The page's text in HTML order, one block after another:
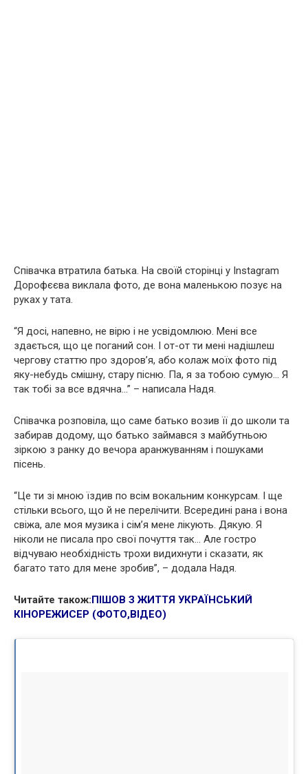
Співачка втратила батька. На своїй сторінці у Instagram
Дорофєєва виклала фото, де вона маленькою позує на
руках у тата.
“Я досі, напевно, не вірю і не усвідомлюю. Мені все
здається, що це поганий сон. І от-от ти мені надішлеш
чергову статтю про здоров’я, або колаж моїх фото під
яку-небудь смішну, стару пісню. Па, я за тобою сумую… Я
так тобі за все вдячна…” – написала Надя.
Співачка розповіла, що саме батько возив її до школи та
забирав додому, що батько займався з майбутньою
зіркою з ранку до вечора аранжуванням і пошуками
пісень.
“Це ти зі мною їздив по всім вокальним конкурсам. І ще
стільки всього, що й не перелічити. Всередині рана і вона
свіжа, але моя музика і сім’я мене лікують. Дякую. Я
ніколи не писала про свої почуття так… Але гостро
відчуваю необхідність трохи видихнути і сказати, як
багато тато для мене зробив”, – додала Надя.
Читайте також: ПІШОВ З ЖИТТЯ УКРАЇНСЬКИЙ
КІНОРЕЖИСЕР (ФОТО,ВІДЕО)